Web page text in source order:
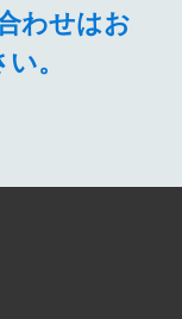
わせはお
。